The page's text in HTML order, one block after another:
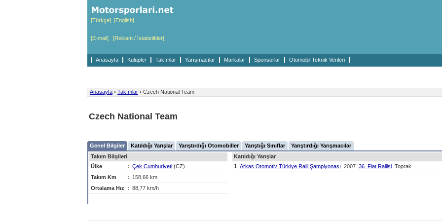
[Türkçe] [English]
[E-mail] [Reklam / İstatistikler]
Anasayfa Kulüpler Takımlar Yarışmacılar Markalar Sponsorlar Otomobil Teknik Verileri
Anasayfa › Takımlar › Czech National Team
Czech National Team
Genel Bilgiler Katıldığı Yarışlar Yarıştırdığı Otomobiller Yarıştığı Sınıflar
Yarıştırdığı Yarışmacılar
Takım Bilgileri
Ülke
: Çek Cumhuriyeti (CZ)
Takım Km
:
158,66 km
Ortalama Hız
: 88,77 km/h
Katıldığı Yarışlar
1 Arkas Otomotiv Türkiye Ralli Şampiyonası 2007 36. Fiat Rallisi Toprak